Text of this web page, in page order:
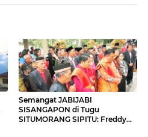
Semangat JABIJABI
SISANGAPON di Tugu
SITUMORANG SIPITU: Freddy